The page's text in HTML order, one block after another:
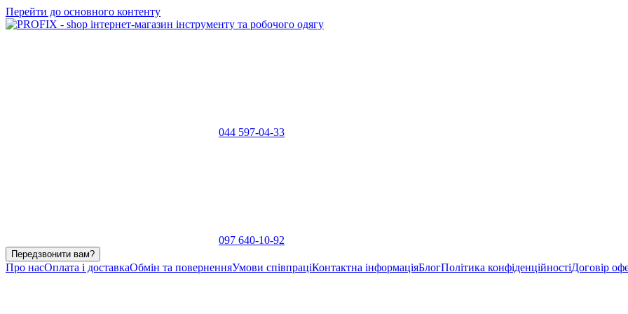
Перейти до основного контенту
044 597-04-33
097 640-10-92
Передзвонити вам?
Про насОплата і доставкаОбмін та поверненняУмови співпраціКонтактна інформаціяБлогПолітика конфіденційностіДоговір